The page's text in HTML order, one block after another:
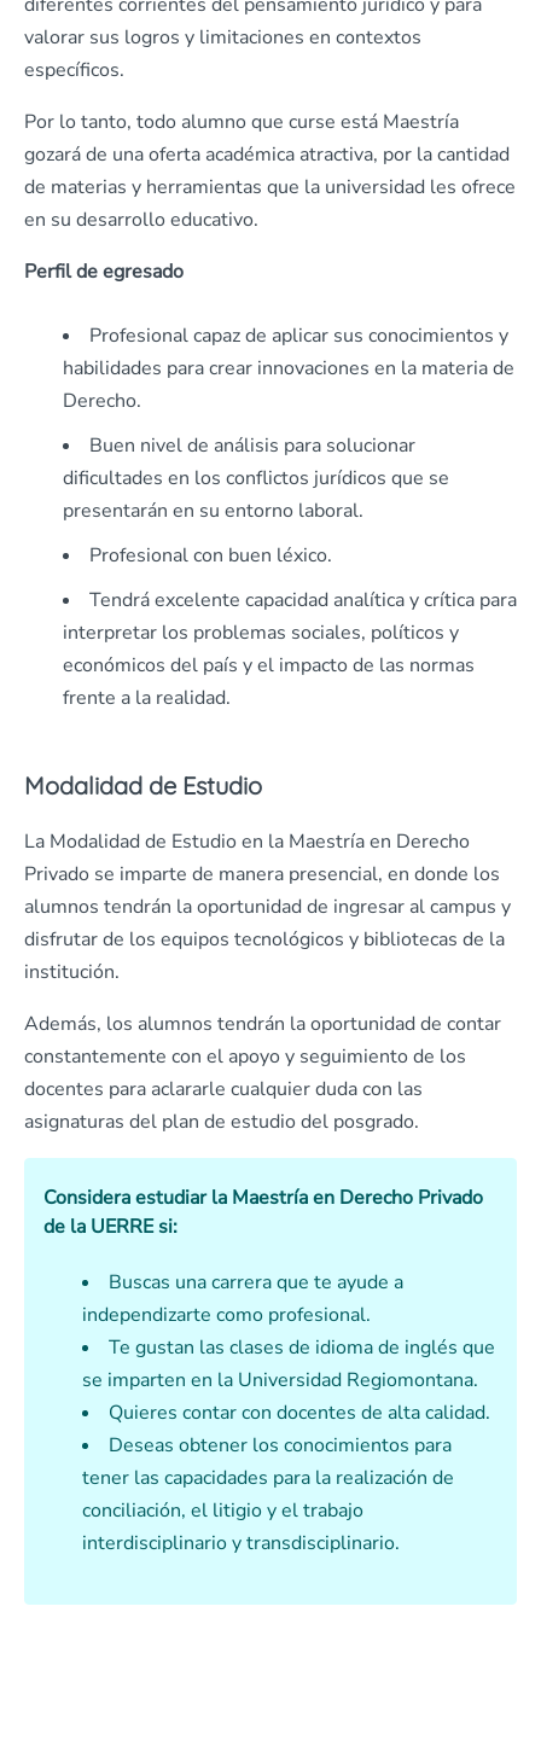
valorar sus logros y limitaciones en contextos
específicos.
Por lo tanto, todo alumno que curse está Maestría
gozará de una oferta académica atractiva, por la cantidad
de materias y herramientas que la universidad les ofrece
en su desarrollo educativo.
Perfil de egresado
Profesional capaz de aplicar sus conocimientos y
habilidades para crear innovaciones en la materia de
Derecho.
Buen nivel de análisis para solucionar
dificultades en los conflictos jurídicos que se
presentarán en su entorno laboral.
Profesional con buen léxico.
Tendrá excelente capacidad analítica y crítica para
interpretar los problemas sociales, políticos y
económicos del país y el impacto de las normas
frente a la realidad.
Modalidad de Estudio
La Modalidad de Estudio en la Maestría en Derecho
Privado se imparte de manera presencial, en donde los
alumnos tendrán la oportunidad de ingresar al campus y
disfrutar de los equipos tecnológicos y bibliotecas de la
institución.
Además, los alumnos tendrán la oportunidad de contar
constantemente con el apoyo y seguimiento de los
docentes para aclararle cualquier duda con las
asignaturas del plan de estudio del posgrado.
Considera estudiar la Maestría en Derecho Privado
de la UERRE si:
Buscas una carrera que te ayude a
independizarte como profesional.
Te gustan las clases de idioma de inglés que
se imparten en la Universidad Regiomontana.
Quieres contar con docentes de alta calidad.
Deseas obtener los conocimientos para
tener las capacidades para la realización de
conciliación, el litigio y el trabajo
interdisciplinario y transdisciplinario.